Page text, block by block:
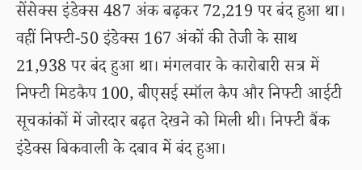
सेंसेक्स इंडेक्स 487 अंक बढ़कर 72,219 पर बंद हुआ था।
वहीं निफ्टी-50 इंडेक्स 167 अंकों की तेजी के साथ
21,938 पर बंद हुआ था। मंगलवार के कारोबारी सत्र में
निफ्टी मिडकैप 100, बीएसई स्मॉल कैप और निफ्टी आईटी
सूचकांकों में जोरदार बढ़त देखने को मिली थी। निफ्टी बैंक
इंडेक्स बिकवाली के दबाव में बंद हुआ।